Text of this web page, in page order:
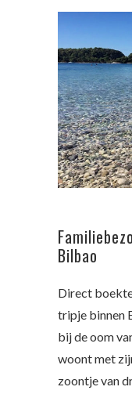
Bilbao
Direct
tripje binnen
bij de oom
woont met
zoontje van